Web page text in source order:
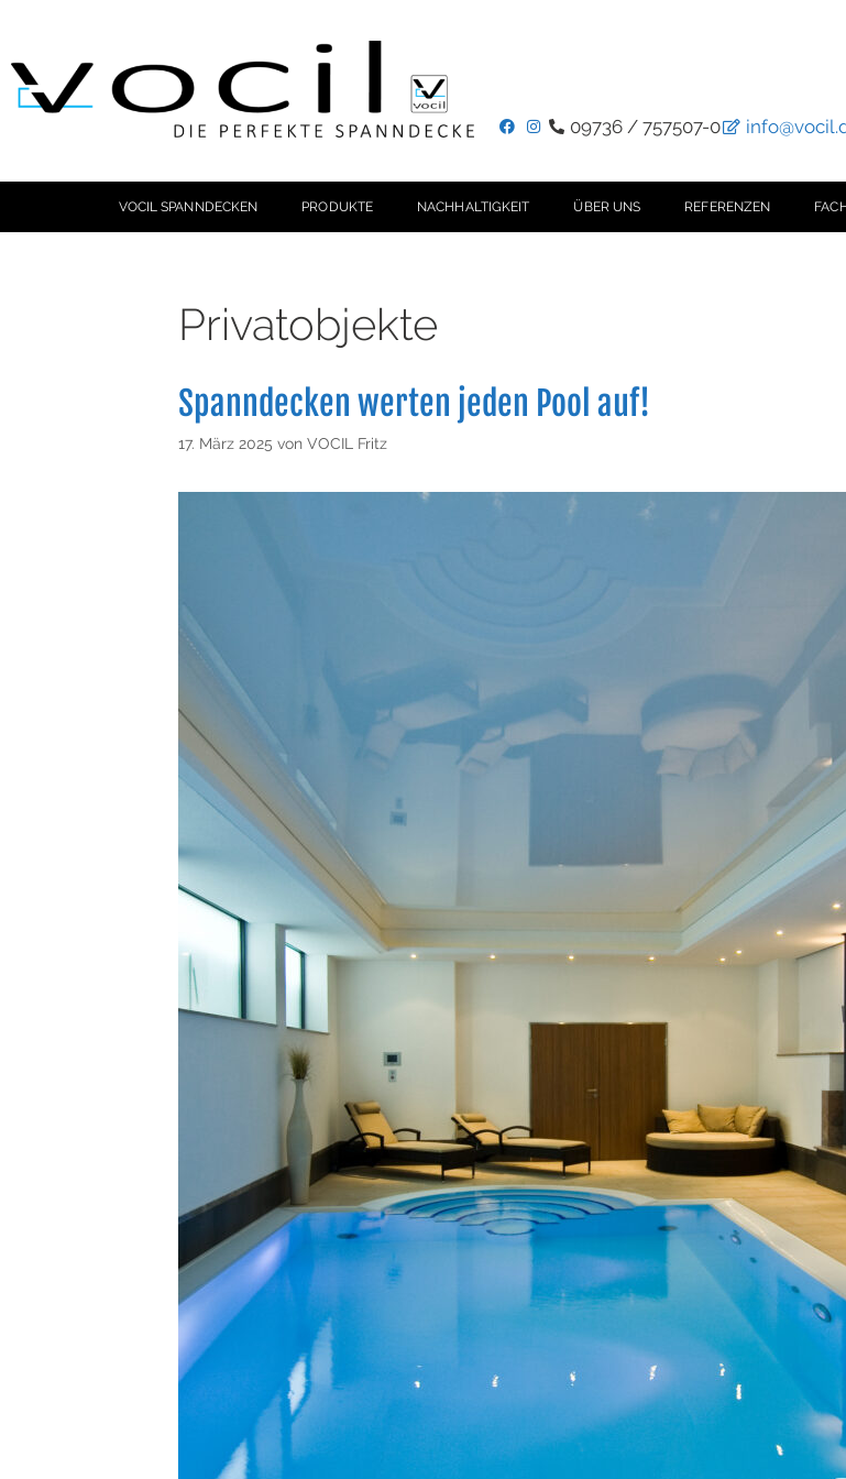
09736 / 757507-0
VOCIL SPANNDECKEN PRODUKTE NACHHALTIGKEIT ÜBER UNS REFERENZEN
Privatobjekte
Spanndecken werten jeden Pool auf!
17. März 2025 von VOCIL Fritz